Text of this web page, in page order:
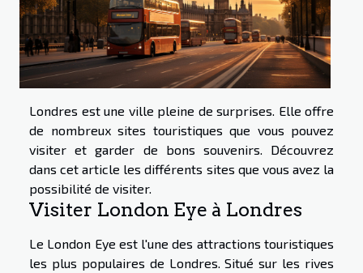
Londres est une ville pleine de surprises. Elle offre
de nombreux sites touristiques que vous pouvez
visiter et garder de bons souvenirs. Découvrez
dans cet article les différents sites que vous avez la
possibilité de visiter.
Visiter London Eye à Londres
Le London Eye est l'une des attractions touristiques
les plus populaires de Londres. Situé sur les rives